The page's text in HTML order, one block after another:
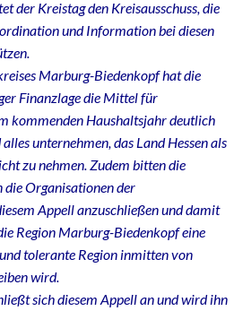
der Kreistag den Kreisausschuss, die
und Information bei diesen
Marburg-Biedenkopf hat die
Finanzlage die Mittel für
kommenden Haushaltsjahr deutlich
unternehmen, das Land Hessen als
zu nehmen. Zudem bitten die
die Organisationen der
Appell anzuschließen und damit
Region Marburg-Biedenkopf eine
tolerante Region inmitten von
wird.
sich diesem Appell an und wird ihn